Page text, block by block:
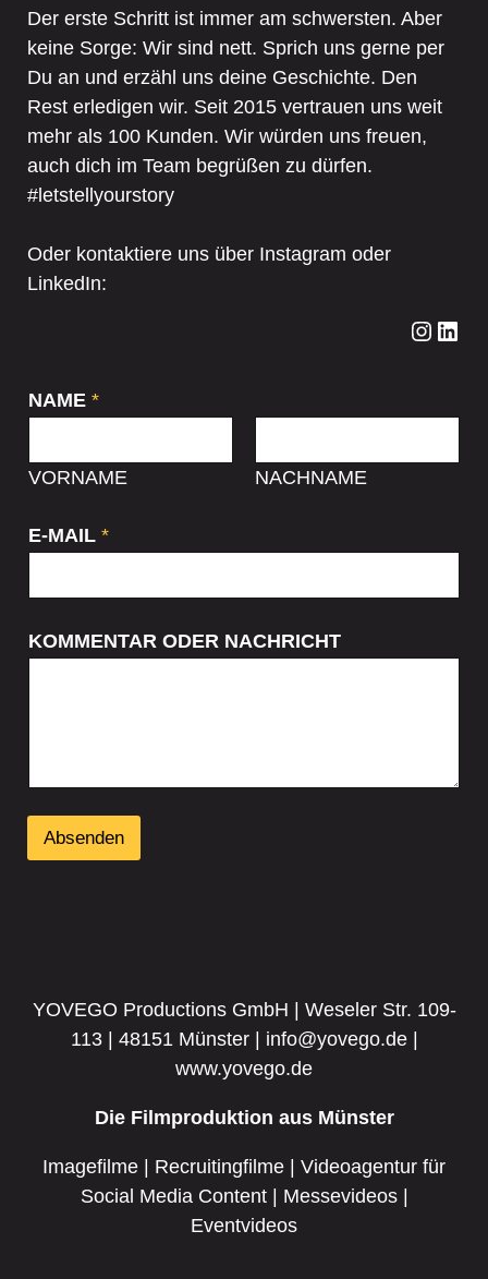
Der erste Schritt ist immer am schwersten. Aber
keine Sorge: Wir sind nett. Sprich uns gerne per
Du an und erzähl uns deine Geschichte. Den
Rest erledigen wir. Seit 2015 vertrauen uns weit
mehr als 100 Kunden. Wir würden uns freuen,
auch dich im Team begrüßen zu dürfen.
#letstellyourstory
Oder kontaktiere uns über Instagram oder
LinkedIn:
Instagram LinkedIn
NAME *
VORNAME NACHNAME
E-MAIL *
KOMMENTAR ODER NACHRICHT
Absenden
YOVEGO Productions GmbH | Weseler Str. 109-
113 | 48151 Münster | info@yovego.de |
www.yovego.de
Die Filmproduktion aus Münster
Imagefilme | Recruitingfilme | Videoagentur für
Social Media Content | Messevideos |
Eventvideos